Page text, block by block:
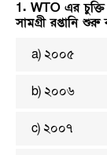
1. WTO এর চুক্তি
সামগ্রী রপ্তানি
a) ২০০৫
b) ২০০৬
c) ২০০৭